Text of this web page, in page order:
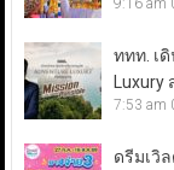
9:16 am
ททท. เ
7:53 am
ดรีมเวิ